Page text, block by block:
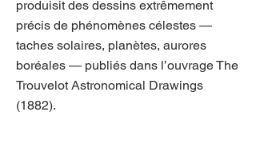
produisit des dessins extrêmement
précis de phénomènes célestes —
taches solaires, planètes, aurores
boréales — publiés dans l’ouvrage The
Trouvelot Astronomical Drawings
(1882).